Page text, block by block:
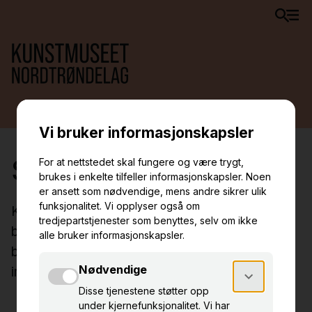
Samlingen
Kunstmuseet NordTrøndelags faste samling
består av ca 1200 verk, og er i hovedsak
basert på egne innkjøp og donasjoner av kunst
innkjøpt av Norsk Kulturråd.